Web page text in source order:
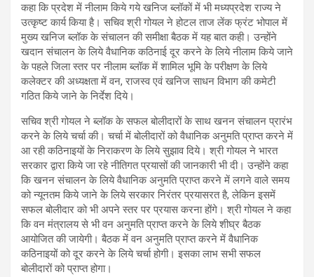
कहा कि प्रदेश में नीलाम किये गये खनिज ब्लॉकों में भी मध्यप्रदेश राज्य ने
उत्कृष्ट कार्य किया है। सचिव श्री गोयल ने होटल ताज लेंक फ्रंट भोपाल में
मुख्य खनिज ब्लॉक के संचालन की समीक्षा बैठक में यह बात कही। उन्होंने
खदान संचालन के लिये वैधानिक कठिनाई दूर करने के लिये नीलाम किये जाने
के पहले जिला स्तर पर नीलाम ब्लॉक में शामिल भूमि के परीक्षण के लिये
कलेक्टर की अध्यक्षता में वन, राजस्व एवं खनिज साधन विभाग की कमेटी
गठित किये जाने के निर्देश दिये।
सचिव श्री गोयल ने ब्लॉक के सफल बोलीदारों के साथ खनन संचालन प्रारंभ
करने के लिये चर्चा की। चर्चा में बोलीदारों को वैधानिक अनुमति प्राप्त करने में
आ रही कठिनाइयों के निराकरण के लिये सुझाव दिये। श्री गोयल ने भारत
सरकार द्वारा किये जा रहे नीतिगत प्रयासों की जानकारी भी दी। उन्होंने कहा
कि खनन संचालन के लिये वैधानिक अनुमति प्राप्त करने में लगने वाले समय
को न्यूनतम किये जाने के लिये सरकार निरंतर प्रयासरत है, लेकिन इसमें
सफल बोलीदार को भी अपने स्तर पर प्रयास करना होंगे। श्री गोयल ने कहा
कि वन मंत्रालय से भी वन अनुमति प्राप्त करने के लिये शीघ्र बैठक
आयोजित की जायेगी। बैठक में वन अनुमति प्राप्त करने में वैधानिक
कठिनाइयों को दूर करने के लिये चर्चा होगी। इसका लाभ सभी सफल
बोलीदारों को प्राप्त होगा।